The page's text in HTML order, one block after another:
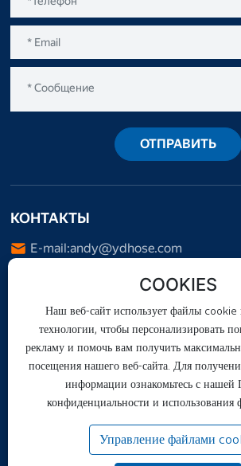
ОТПРАВИТЬ
КОНТАКТЫ
E-mail:andy@ydhose.com
+86-18732861678
Адрес: Fotai, Duqiao Town, Jing
Hebei Province, China
Copyright © Hebei Yongda Rubber Co., Ltd.
COOKIES
Наш веб-сайт использует файлы cookie
технологии, чтобы персонализировать
рекламу и помочь вам получить
посещения нашего веб-сайта. Для
информации ознакомьтесь с нашей
конфиденциальности и использования
Управление файлами